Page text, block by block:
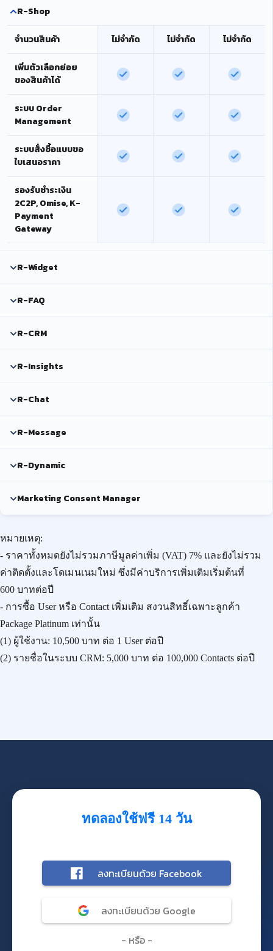
R-Shop
จำนวนสินค้า ไม่จำกัด ไม่จำกัด ไม่จำกัด
เพิ่มตัวเลือกย่อย
ของสินค้าได้
ระบบ Order
Management
ระบบสั่งซื้อแบบขอ
ใบเสนอราคา
รองรับชำระเงิน
2C2P, Omise, K-
Payment
Gateway
R-Widget
R-FAQ
R-CRM
R-Insights
R-Chat
R-Message
R-Dynamic
Marketing Consent Manager
หมายเหตุ:
- ราคาทั้งหมดยังไม่รวมภาษีมูลค่าเพิ่ม (VAT) 7% และยังไม่รวม
ค่าติดตั้งและโดเมนเนมใหม่ ซึ่งมีค่าบริการเพิ่มเติมเริ่มต้นที่
600 บาทต่อปี
- การซื้อ User หรือ Contact เพิ่มเติม สงวนสิทธิ์เฉพาะลูกค้า
Package Platinum เท่านั้น
(1) ผู้ใช้งาน: 10,500 บาท ต่อ 1 User ต่อปี
(2) รายชื่อในระบบ CRM: 5,000 บาท ต่อ 100,000 Contacts ต่อปี
ทดลองใช้ฟรี 14 วัน